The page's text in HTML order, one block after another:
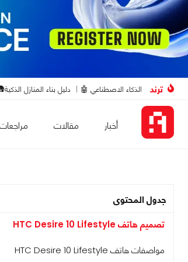
ترند الذكاء الاصطناعي 🤖 دليل بناء المنازل الذكية🛖
أخبار مقالات مراجعات
جدول المحتوى
تصميم هاتف HTC Desire 10 Lifestyle
مواصفات هاتف HTC Desire 10 Lifestyle